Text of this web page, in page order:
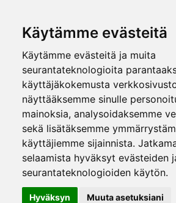
Käytämme evästeitä
Käytämme evästeitä ja muita
seurantateknologioita
käyttäjäkokemusta
näyttääksemme sinulle
mainoksia, analysoidaksemme
sekä lisätäksemme
käyttäjiemme sijainnista.
selaamista hyväksyt evästeiden
seurantateknologioiden käytön.
Hyväksyn Muuta asetuksiani